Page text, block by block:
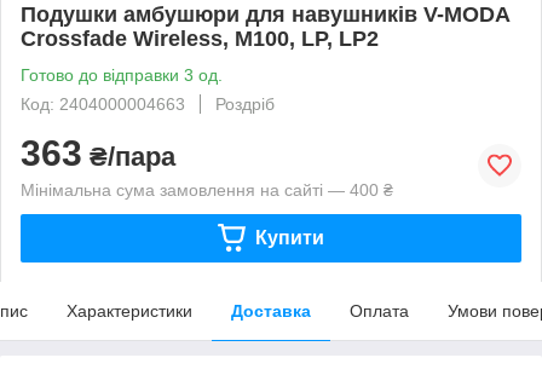
Подушки амбушюри для навушників V-MODA
Crossfade Wireless, M100, LP, LP2
Готово до відправки 3 од.
Код: 2404000004663
Роздріб
363 ₴/пара
Мінімальна сума замовлення на сайті — 400 ₴
Купити
Характеристики Доставка Оплата Умови